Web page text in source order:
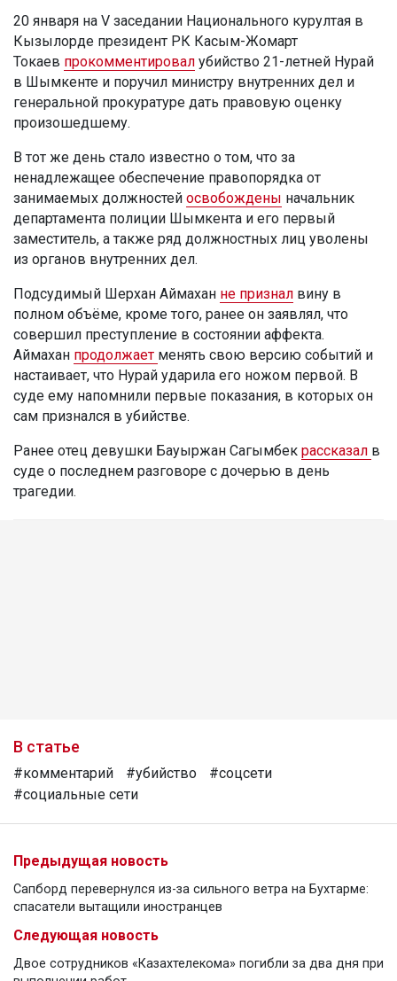
20 января на V заседании Национального курултая в
Кызылорде президент РК Касым-Жомарт
Токаев прокомментировал убийство 21-летней Нурай
в Шымкенте и поручил министру внутренних дел и
генеральной прокуратуре дать правовую оценку
произошедшему.
В тот же день стало известно о том, что за
ненадлежащее обеспечение правопорядка от
занимаемых должностей освобождены начальник
департамента полиции Шымкента и его первый
заместитель, а также ряд должностных лиц уволены
из органов внутренних дел.
Подсудимый Шерхан Аймахан не признал вину в
полном объёме, кроме того, ранее он заявлял, что
совершил преступление в состоянии аффекта.
Аймахан продолжает менять свою версию событий и
настаивает, что Нурай ударила его ножом первой. В
суде ему напомнили первые показания, в которых он
сам признался в убийстве.
Ранее отец девушки Бауыржан Сагымбек рассказал в
суде о последнем разговоре с дочерью в день
трагедии.
В статье
#комментарий #убийство
#соцсети
#социальные сети
Предыдущая новость
Сапборд перевернулся из-за сильного ветра на Бухтарме:
спасатели вытащили иностранцев
Следующая новость
Двое сотрудников «Казахтелекома» погибли за два дня при